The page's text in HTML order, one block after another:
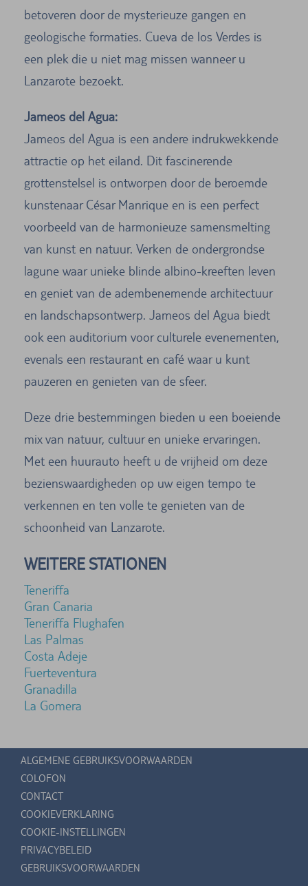
betoveren door de mysterieuze gangen en
geologische formaties. Cueva de los Verdes is
een plek die u niet mag missen wanneer u
Lanzarote bezoekt.
Jameos del Agua:
Jameos del Agua is een andere indrukwekkende
attractie op het eiland. Dit fascinerende
grottenstelsel is ontworpen door de beroemde
kunstenaar César Manrique en is een perfect
voorbeeld van de harmonieuze samensmelting
van kunst en natuur. Verken de ondergrondse
lagune waar unieke blinde albino-kreeften leven
en geniet van de adembenemende architectuur
en landschapsontwerp. Jameos del Agua biedt
ook een auditorium voor culturele evenementen,
evenals een restaurant en café waar u kunt
pauzeren en genieten van de sfeer.
Deze drie bestemmingen bieden u een boeiende
mix van natuur, cultuur en unieke ervaringen.
Met een huurauto heeft u de vrijheid om deze
bezienswaardigheden op uw eigen tempo te
verkennen en ten volle te genieten van de
schoonheid van Lanzarote.
WEITERE STATIONEN
Teneriffa
Gran Canaria
Teneriffa Flughafen
Las Palmas
Costa Adeje
Fuerteventura
Granadilla
La Gomera
ALGEMENE GEBRUIKSVOORWAARDEN
COLOFON
CONTACT
COOKIEVERKLARING
COOKIE-INSTELLINGEN
PRIVACYBELEID
GEBRUIKSVOORWAARDEN